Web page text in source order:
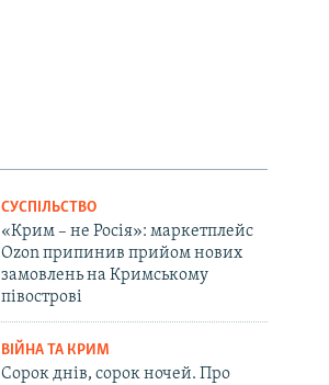
СУСПІЛЬСТВО
«Крим – не Росія»: маркетплейс
Ozon припинив прийом нових
замовлень на Кримському
півострові
ВІЙНА ТА КРИМ
Сорок днів, сорок ночей. Про